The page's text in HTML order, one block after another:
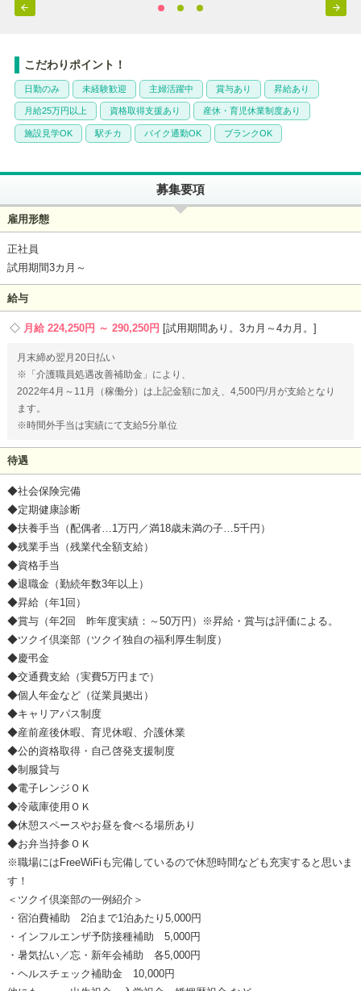
 
こだわりポイント！
日勤のみ 未経験歓迎 主婦活躍中 賞与あり 昇給あり
月給25万円以上 資格取得支援あり 産休・育児休業制度あり
施設見学OK 駅チカ バイク通勤OK ブランクOK
募集要項
雇用形態
正社員
試用期間3カ月～
給与
月給 224,250円 ～ 290,250円 試用期間あり。3カ月～4カ月。
月末締め翌月20日払い
※「介護職員処遇改善補助金」により、
2022年4月～11月（稼働分）は上記金額に加え、4,500円/月が支給となり
ます。
※時間外手当は実績にて支給5分単位
待遇
◆社会保険完備
◆定期健康診断
◆扶養手当（配偶者…1万円／満18歳未満の子…5千円）
◆残業手当（残業代全額支給）
◆資格手当
◆退職金（勤続年数3年以上）
◆昇給（年1回）
◆賞与（年2回 昨年度実績：～50万円）※昇給・賞与は評価による。
◆ツクイ倶楽部（ツクイ独自の福利厚生制度）
◆慶弔金
◆交通費支給（実費5万円まで）
◆個人年金など（従業員拠出）
◆キャリアパス制度
◆産前産後休暇、育児休暇、介護休業
◆公的資格取得・自己啓発支援制度
◆制服貸与
◆電子レンジＯＫ
◆冷蔵庫使用ＯＫ
◆休憩スペースやお昼を食べる場所あり
◆お弁当持参ＯＫ
※職場にはFreeWiFiも完備しているので休憩時間なども充実すると思いま
す！
＜ツクイ倶楽部の一例紹介＞
・宿泊費補助 2泊まで1泊あたり5,000円
・インフルエンザ予防接種補助 5,000円
・暑気払い／忘・新年会補助 各5,000円
・ヘルスチェック補助金 10,000円